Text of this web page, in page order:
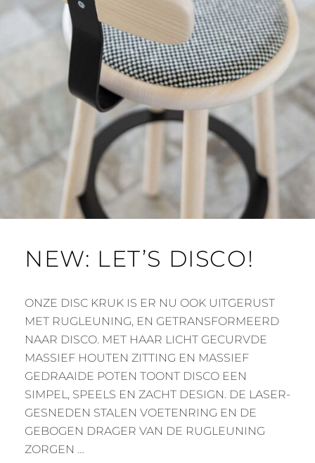
NEW: LET’S DISCO!
ONZE DISC KRUK IS ER NU OOK UITGERUST
MET RUGLEUNING, EN GETRANSFORMEERD
NAAR DISCO. MET HAAR LICHT GECURVDE
MASSIEF HOUTEN ZITTING EN MASSIEF
GEDRAAIDE POTEN TOONT DISCO EEN
SIMPEL, SPEELS EN ZACHT DESIGN. DE LASER-
GESNEDEN STALEN VOETENRING EN DE
GEBOGEN DRAGER VAN DE RUGLEUNING
ZORGEN …